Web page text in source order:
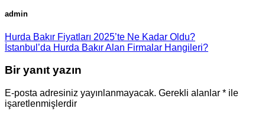
admin
Hurda Bakır Fiyatları 2025’te Ne Kadar Oldu?
İstanbul’da Hurda Bakır Alan Firmalar Hangileri?
Bir yanıt yazın
E-posta adresiniz yayınlanmayacak. Gerekli alanlar * ile
işaretlenmişlerdir